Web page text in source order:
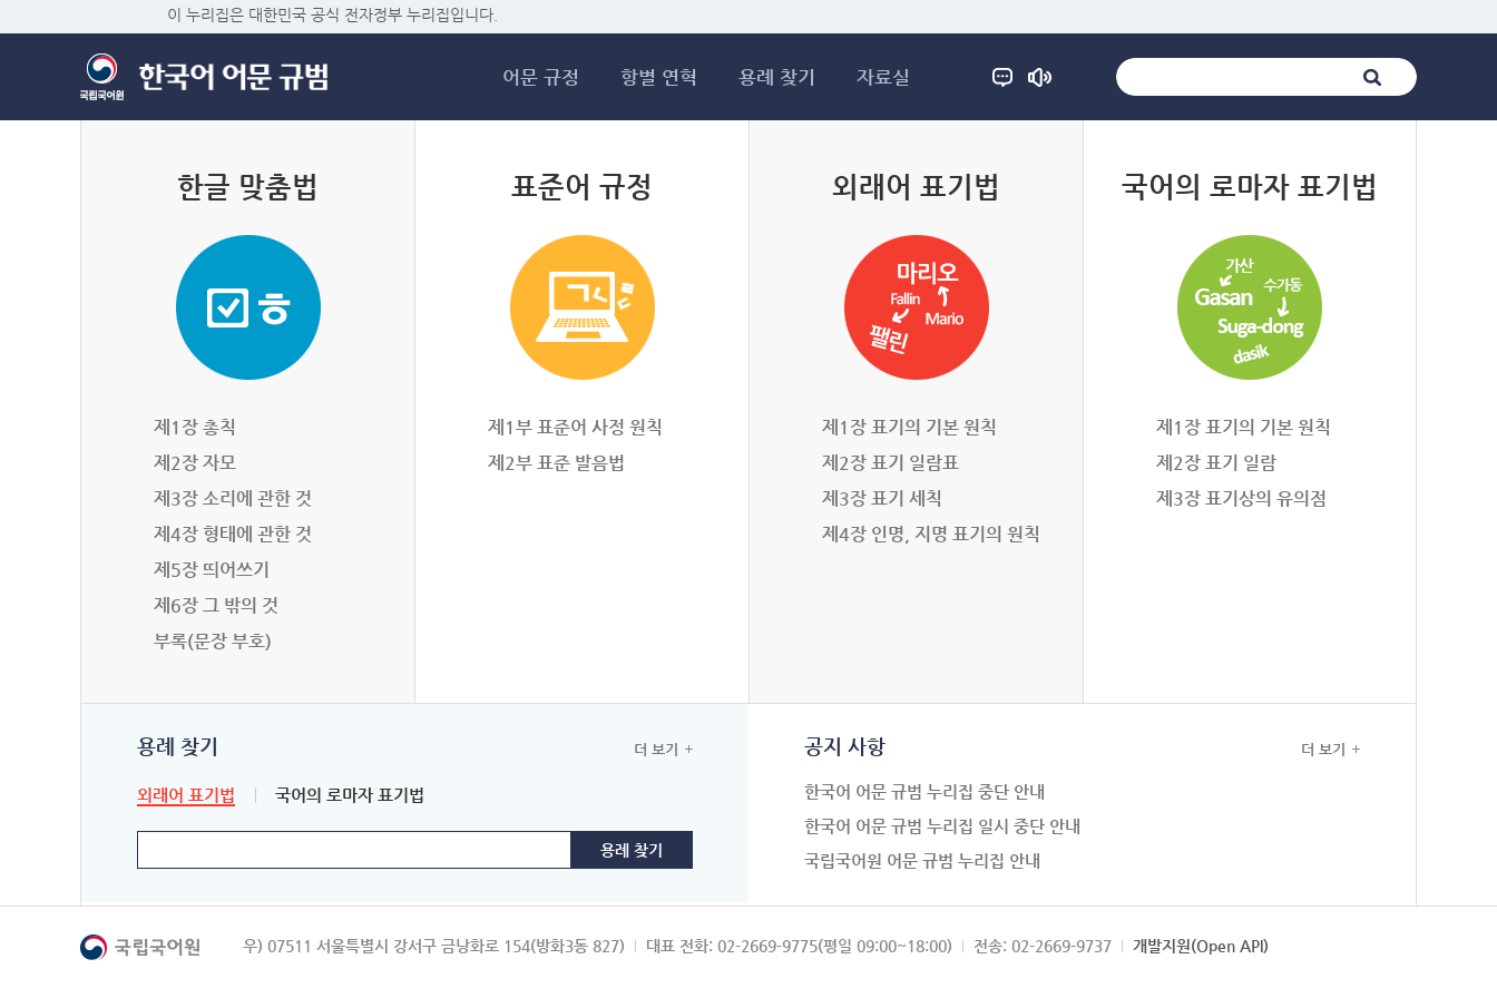
이 누리집은 대한민국 공식 전자정부 누리집입니다.
어문 규정 항별 연혁 용례 찾기 자료실
한글 맞춤법
제1장 총칙
제2장 자모
제3장 소리에 관한 것
제4장 형태에 관한 것
제5장 띄어쓰기
제6장 그 밖의 것
부록(문장 부호)
표준어 규정
제1부 표준어 사정 원칙
제2부 표준 발음법
외래어 표기법
제1장 표기의 기본 원칙
제2장 표기 일람표
제3장 표기 세칙
제4장 인명, 지명 표기의 원칙
국어의 로마자 표기법
제1장 표기의 기본 원칙
제2장 표기 일람
제3장 표기상의 유의점
용례 찾기
외래어 표기법 국어의 로마자 표기법
더 보기 공지 사항
한국어 어문 규범 누리집 중단 안내
한국어 어문 규범 누리집 일시 중단 안내
국립국어원 어문 규범 누리집 안내
더 보기
우) 07511 서울특별시 강서구 금낭화로 154(방화3동 827) 대표 전화: 02-2669-9775(평일 09:00~18:00) 전송: 02-2669-9737 개발지원(Open API)